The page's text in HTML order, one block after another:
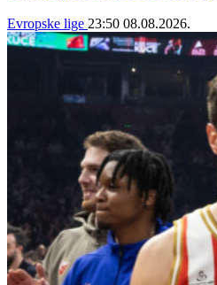
Evropske lige 23:50 08.08.2026.